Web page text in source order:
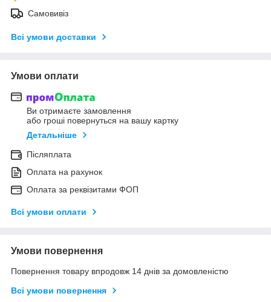
Самовивіз
Всі умови доставки
Умови оплати
Ви отримаєте замовлення
або гроші повернуться на вашу картку
Детальніше
Післяплата
Оплата на рахунок
Оплата за реквізитами ФОП
Всі умови оплати
Умови повернення
Повернення товару впродовж 14 днів за домовленістю
Всі умови повернення